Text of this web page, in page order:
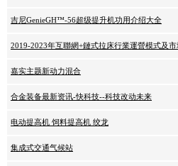
吉尼GenieGH™-56超级提升机功用介绍大全
2019-2023年互聯網+鏈式拉床行業運營模式及
嘉实主题新动力混合
合金装备最新资讯-快科技--科技改动未来
电动提高机 饲料提高机 绞龙
集成式交通气候站